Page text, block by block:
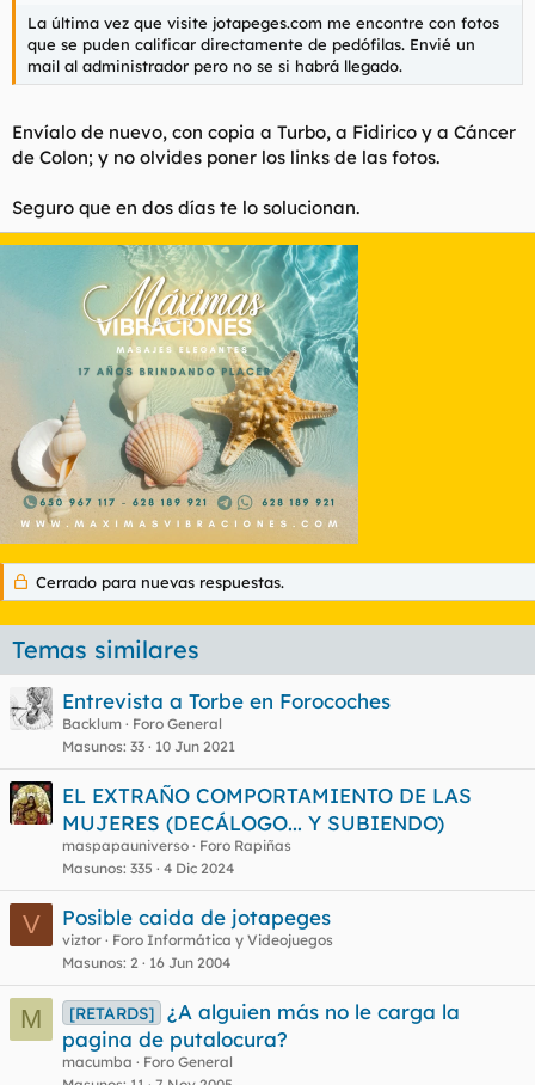
La última vez que visite jotapeges.com me encontre con fotos
que se puden calificar directamente de pedófilas. Envié un
mail al administrador pero no se si habrá llegado.
Envíalo de nuevo, con copia a Turbo, a Fidirico y a Cáncer
de Colon; y no olvides poner los links de las fotos.
Seguro que en dos días te lo solucionan.
Cerrado para nuevas respuestas.
Temas similares
Entrevista a Torbe en Forocoches
Backlum
Foro General
Masunos 33 10 Jun 2021
EL EXTRAÑO COMPORTAMIENTO DE LAS
MUJERES (DECÁLOGO... Y SUBIENDO)
maspapauniverso
Foro Rapiñas
Masunos 335 4 Dic 2024
V Posible caida de jotapeges
viztor
Foro Informática y Videojuegos
Masunos 2 16 Jun 2004
M [RETARDS]
¿A alguien más no le carga la
pagina de putalocura?
macumba
Foro General